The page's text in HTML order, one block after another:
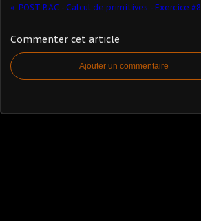
POST BAC - Calcul de primitives - Exercice #8
Commenter cet article
Ajouter un commentaire